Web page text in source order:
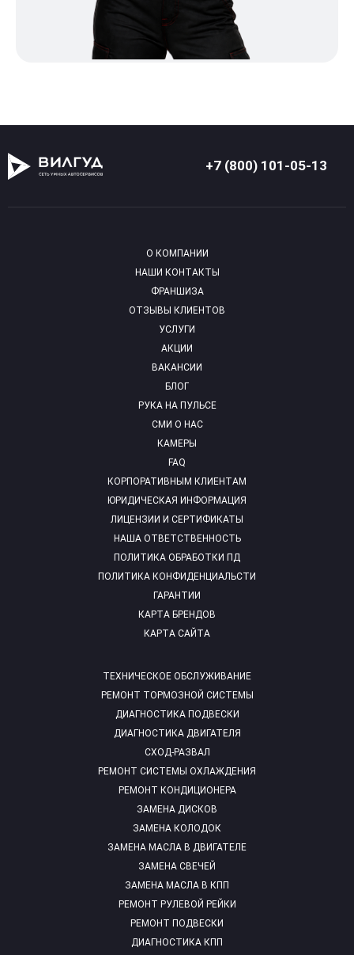
+7 (800) 101-05-13
О КОМПАНИИ
НАШИ КОНТАКТЫ
ФРАНШИЗА
ОТЗЫВЫ КЛИЕНТОВ
УСЛУГИ
АКЦИИ
ВАКАНСИИ
БЛОГ
РУКА НА ПУЛЬСЕ
СМИ О НАС
КАМЕРЫ
FAQ
ТЕХНИЧЕСКОЕ ОБСЛУЖИВАНИЕ
РЕМОНТ ТОРМОЗНОЙ СИСТЕМЫ
ДИАГНОСТИКА ПОДВЕСКИ
ДИАГНОСТИКА ДВИГАТЕЛЯ
СХОД-РАЗВАЛ
РЕМОНТ СИСТЕМЫ ОХЛАЖДЕНИЯ
РЕМОНТ КОНДИЦИОНЕРА
ЗАМЕНА ДИСКОВ
ЗАМЕНА КОЛОДОК
ЗАМЕНА МАСЛА В ДВИГАТЕЛЕ
ЗАМЕНА СВЕЧЕЙ
ЗАМЕНА МАСЛА В КПП
РЕМОНТ РУЛЕВОЙ РЕЙКИ
РЕМОНТ ПОДВЕСКИ
ДИАГНОСТИКА КПП
КОРПОРАТИВНЫМ КЛИЕНТАМ
ЮРИДИЧЕСКАЯ ИНФОРМАЦИЯ
ЛИЦЕНЗИИ И СЕРТИФИКАТЫ
НАША ОТВЕТСТВЕННОСТЬ
ПОЛИТИКА ОБРАБОТКИ ПД
ПОЛИТИКА КОНФИДЕНЦИАЛЬСТИ
ГАРАНТИИ
КАРТА БРЕНДОВ
КАРТА САЙТА